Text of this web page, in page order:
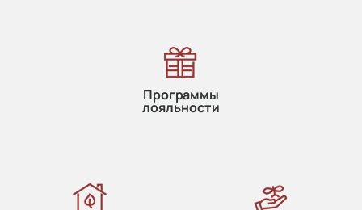
Программы
лояльности